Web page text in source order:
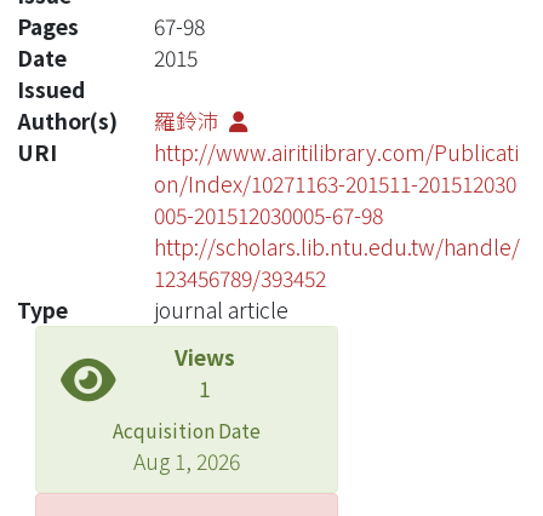
Pages
67-98
Date
Issued
2015
Author(s)
羅鈴沛
URI
http://www.airitilibrary.com/Publicati
on/Index/10271163-201511-201512030
005-201512030005-67-98
http://scholars.lib.ntu.edu.tw/handle/
123456789/393452
Type
journal article
Views
1
Acquisition Date
Aug 1, 2026